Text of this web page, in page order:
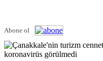
Abone ol